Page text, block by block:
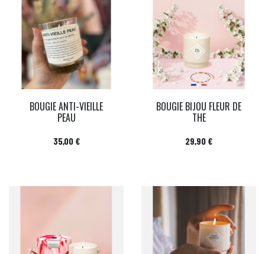
BOUGIE ANTI-VIEILLE
PEAU
Prix
35,00 €
BOUGIE BIJOU FLEUR DE
THE
Prix
29,90 €